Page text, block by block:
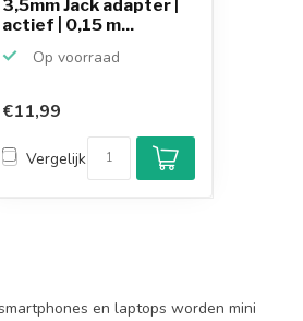
3,5mm Jack adapter |
actief | 0,15 m...
Op voorraad
€11,99
Vergelijk
en laptops worden mini